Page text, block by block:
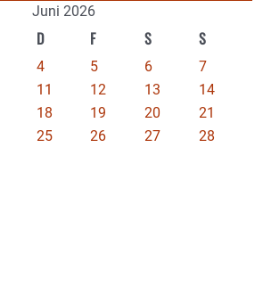
Juni 2026
D F S S
4 5 6
7
11 12 13
14
18 19 20
21
25 26 27
28